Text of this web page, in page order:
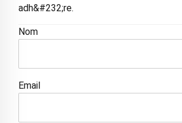
adh&#232;re.
Nom
Email